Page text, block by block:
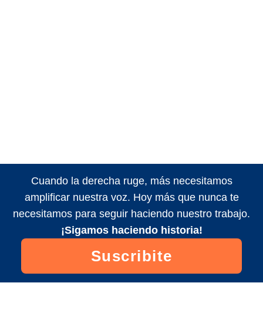
Cuando la derecha ruge, más necesitamos
amplificar nuestra voz. Hoy más que nunca te
necesitamos para seguir haciendo nuestro trabajo.
¡Sigamos haciendo historia!
Suscribite